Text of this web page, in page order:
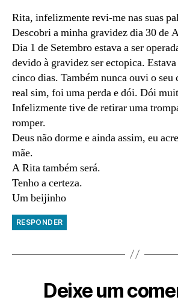
Rita, infelizmente revi-me nas suas
Descobri a minha gravidez dia 30 de
Dia 1 de Setembro estava a ser
devido à gravidez ser ectopica. Estava
cinco dias. Também nunca ouvi o
real sim, foi uma perda e dói. Dói
Infelizmente tive de retirar uma
romper.
Deus não dorme e ainda assim, eu
mãe.
A Rita também será.
Tenho a certeza.
Um beijinho
RESPONDER
Deixe um